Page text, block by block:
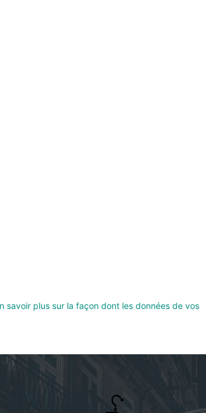
savoir plus sur la façon dont les données de vos